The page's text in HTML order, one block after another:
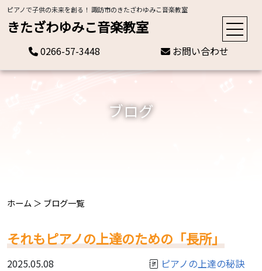
ピアノで子供の未来を創る！ 諏訪市のきたざわゆみこ音楽教室
きたざわゆみこ音楽教室
0266-57-3448 お問い合わせ
ブログ
ホーム ＞ ブログ一覧
それもピアノの上達のための「長所」
2025.05.08 ピアノの上達の秘訣